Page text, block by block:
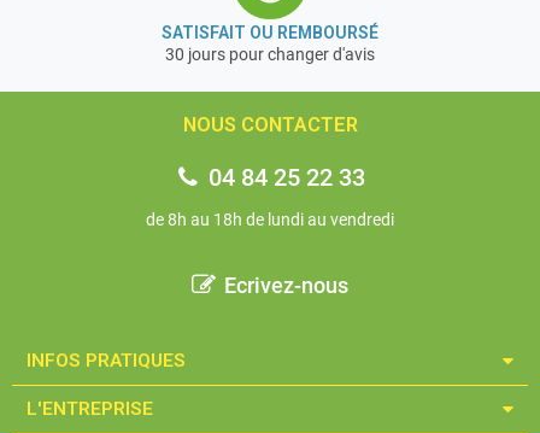
SATISFAIT OU REMBOURSÉ
30 jours pour changer d'avis
NOUS CONTACTER
04 84 25 22 33
de 8h au 18h de lundi au vendredi
Ecrivez-nous
INFOS PRATIQUES​
L'ENTREPRISE​